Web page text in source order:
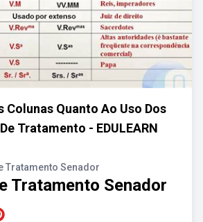
Colunas Quanto Ao Uso Dos
Tratamento - EDULEARN
Tratamento Senador
Tratamento Senador